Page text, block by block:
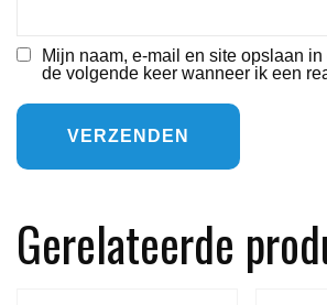
Mijn naam, e-mail en site opslaan
de volgende keer wanneer ik een
Gerelateerde